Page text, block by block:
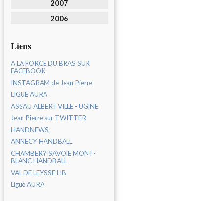
2007
2006
Liens
A LA FORCE DU BRAS SUR
FACEBOOK
INSTAGRAM de Jean Pierre
LIGUE AURA
ASSAU ALBERTVILLE - UGINE
Jean Pierre sur TWITTER
HANDNEWS
ANNECY HANDBALL
CHAMBERY SAVOIE MONT-
BLANC HANDBALL
VAL DE LEYSSE HB
Ligue AURA